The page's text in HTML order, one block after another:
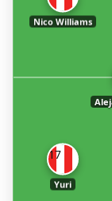
17
Yuri
Nico Williams